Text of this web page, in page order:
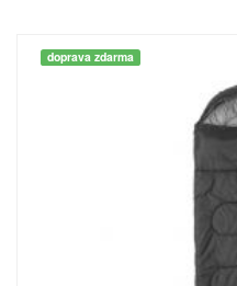
doprava zdarma